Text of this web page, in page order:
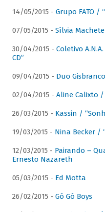
14/05/2015 - Grupo FATO /
07/05/2015 - Sílvia
30/04/2015 - Coletivo
CD”
09/04/2015 - Duo
02/04/2015 - Aline Calixto /
26/03/2015 - Kassin /
19/03/2015 - Nina Becker /
12/03/2015 - Pairando –
Ernesto Nazareth
05/03/2015 - Ed Motta
26/02/2015 - Gó Gó Boys